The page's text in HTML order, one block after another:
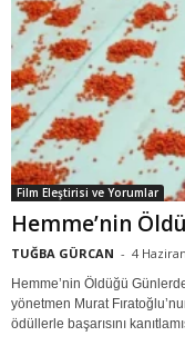
Film Eleştirisi ve Yorumlar
Hemme’nin
TUĞBA GÜRCAN - 4
Hemme’nin Öldüğü
yönetmen Murat
ödüllerle başarısını